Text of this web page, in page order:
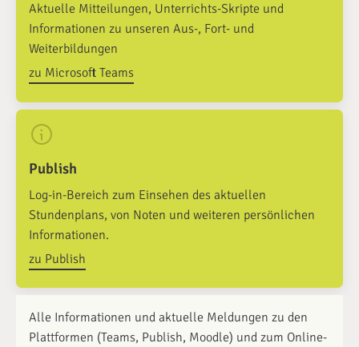
Aktuelle Mitteilungen, Unterrichts-Skripte und
Informationen zu unseren Aus-, Fort- und
Weiterbildungen
zu Microsoft Teams
Publish
Log-in-Bereich zum Einsehen des aktuellen
Stundenplans, von Noten und weiteren persönlichen
Informationen.
zu Publish
Alle Informationen und aktuelle Meldungen zu den
Plattformen (Teams, Publish, Moodle) und zum Online-